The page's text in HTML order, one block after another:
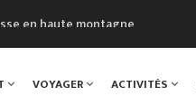
en haute montagne
à pied à Chamonix
VOYAGER ACTIVITÉS